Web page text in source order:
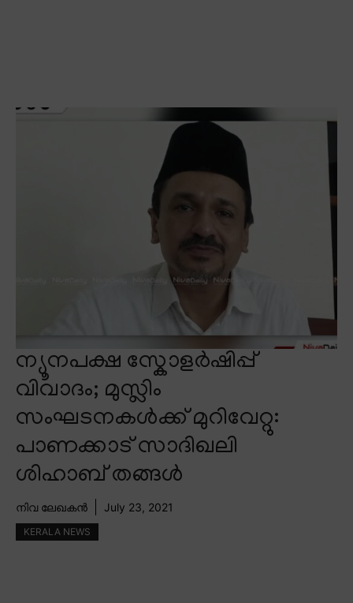
ന്യൂനപക്ഷ സ്കോളർഷിപ്പ്
വിവാദം; മുസ്ലിം
സംഘടനകൾക്ക് മുറിവേറ്റു:
പാണക്കാട് സാദിഖലി
ശിഹാബ് തങ്ങൾ
നിവ ലേഖകൻ July 23, 2021
KERALA NEWS